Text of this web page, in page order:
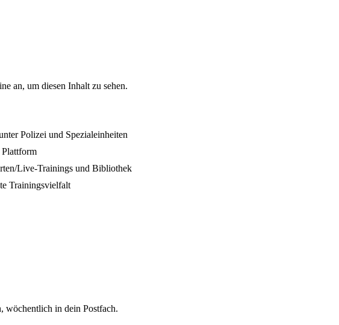
an, um diesen Inhalt zu sehen.
Polizei und Spezialeinheiten
Plattform
Live-Trainings und Bibliothek
Trainingsvielfalt
wöchentlich in dein Postfach.